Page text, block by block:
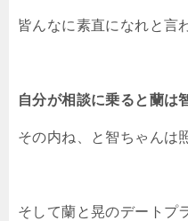
皆んなに素直になれと言
自分が相談に乗ると蘭は
その内ね、と智ちゃんは
そして蘭と晃のデートプ